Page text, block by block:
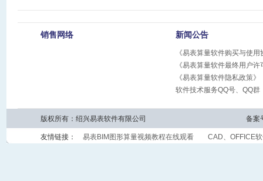
销售网络 新闻公告
《易表算量软件购买与使用
《易表算量软件最终用户许
《易表算量软件隐私政策》
软件技术服务QQ号、QQ群
版权所有：绍兴易表软件有限公司 备案
友情链接： 易表BIM图形算量视频教程在线观看 CAD、OFFICE